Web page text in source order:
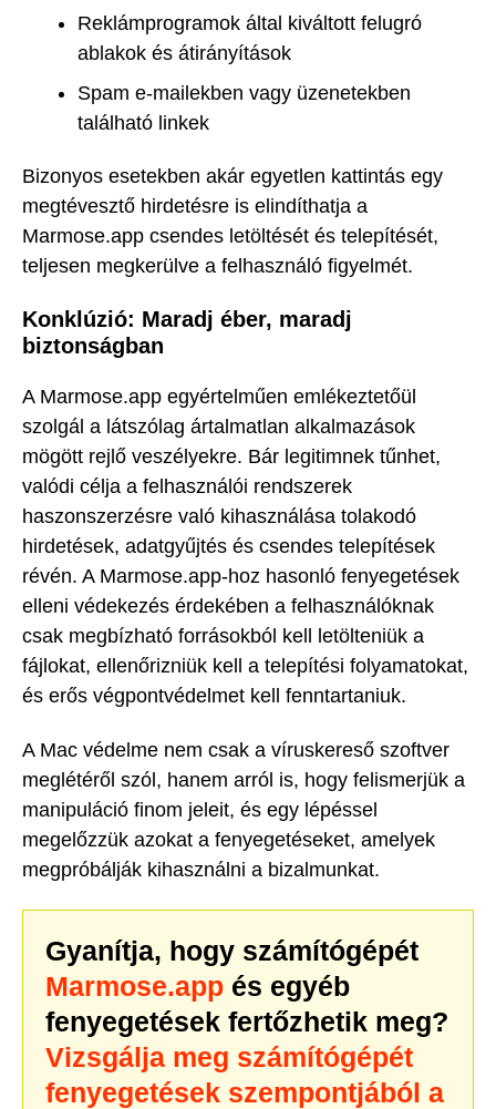
Reklámprogramok által kiváltott felugró
ablakok és átirányítások
Spam e-mailekben vagy üzenetekben
található linkek
Bizonyos esetekben akár egyetlen kattintás egy
megtévesztő hirdetésre is elindíthatja a
Marmose.app csendes letöltését és telepítését,
teljesen megkerülve a felhasználó figyelmét.
Konklúzió: Maradj éber, maradj
biztonságban
A Marmose.app egyértelműen emlékeztetőül
szolgál a látszólag ártalmatlan alkalmazások
mögött rejlő veszélyekre. Bár legitimnek tűnhet,
valódi célja a felhasználói rendszerek
haszonszerzésre való kihasználása tolakodó
hirdetések, adatgyűjtés és csendes telepítések
révén. A Marmose.app-hoz hasonló fenyegetések
elleni védekezés érdekében a felhasználóknak
csak megbízható forrásokból kell letölteniük a
fájlokat, ellenőrizniük kell a telepítési folyamatokat,
és erős végpontvédelmet kell fenntartaniuk.
A Mac védelme nem csak a víruskereső szoftver
meglétéről szól, hanem arról is, hogy felismerjük a
manipuláció finom jeleit, és egy lépéssel
megelőzzük azokat a fenyegetéseket, amelyek
megpróbálják kihasználni a bizalmunkat.
Gyanítja, hogy számítógépét
Marmose.app és egyéb
fenyegetések fertőzhetik meg?
Vizsgálja meg számítógépét
fenyegetések szempontjából a